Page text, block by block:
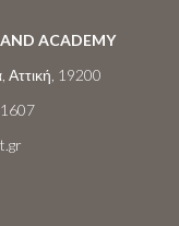
ACADEMY
Αττική, 19200